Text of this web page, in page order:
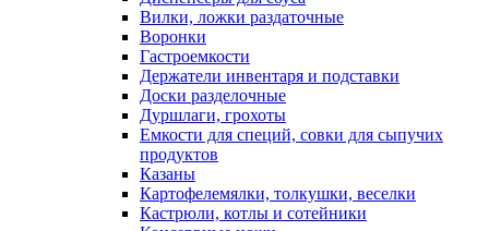
Вилки, ложки раздаточные
Воронки
Гастроемкости
Держатели инвентаря и подставки
Доски разделочные
Дуршлаги, грохоты
Емкости для специй, совки для сыпучих
продуктов
Казаны
Картофелемялки, толкушки, веселки
Кастрюли, котлы и сотейники